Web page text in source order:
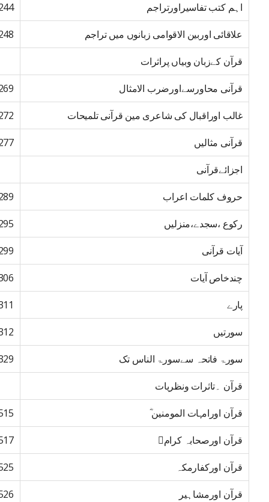
اہم کتب تفاسیراورتراجم
علاقائی اوربین الاقوامی زبانوں میں تراجم
قرآن کےزبان وبیاں پراثرات
قرآنی محاورسےاورضرب الامثال
غالب اوراقبال کی شاعری مین قرآنی تلمیحات
قرآنی مثالیں
اجزائےقرآنی
حروف کلمات اعراب
رکوع ،سجدے،منزلیں
آیات قرآنی
چندخاص آیات
پارے
سورتیں
سورۃ فاتحہ سےسورۃ الناس تک
قرآن ۔تاثرات ونظریات
قرآن اورامہات المومنین ؓ
قرآن اورصحابہ کرام﷢
قرآن اورکفارمکہ
قرآن اورمشاہیر